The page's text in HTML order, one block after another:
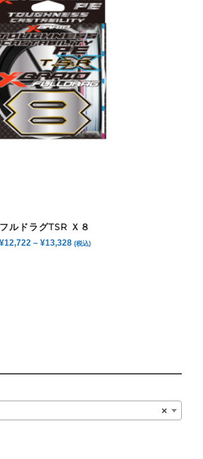
フルドラグTSR Ｘ８
¥12,722– ¥13,328 (税込)
×